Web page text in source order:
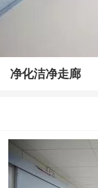
净化洁净走廊